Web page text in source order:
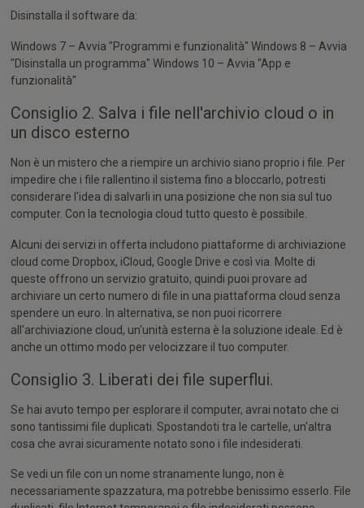
Disinstalla il software da:
Windows 7 – Avvia "Programmi e funzionalità" Windows 8 – Avvia
"Disinstalla un programma" Windows 10 – Avvia "App e
funzionalità"
Consiglio 2. Salva i file nell'archivio cloud o in
un disco esterno
Non è un mistero che a riempire un archivio siano proprio i file. Per
impedire che i file rallentino il sistema fino a bloccarlo, potresti
considerare l'idea di salvarli in una posizione che non sia sul tuo
computer. Con la tecnologia cloud tutto questo è possibile.
Alcuni dei servizi in offerta includono piattaforme di archiviazione
cloud come Dropbox, iCloud, Google Drive e così via. Molte di
queste offrono un servizio gratuito, quindi puoi provare ad
archiviare un certo numero di file in una piattaforma cloud senza
spendere un euro. In alternativa, se non puoi ricorrere
all'archiviazione cloud, un'unità esterna è la soluzione ideale. Ed è
anche un ottimo modo per velocizzare il tuo computer.
Consiglio 3. Liberati dei file superflui.
Se hai avuto tempo per esplorare il computer, avrai notato che ci
sono tantissimi file duplicati. Spostandoti tra le cartelle, un'altra
cosa che avrai sicuramente notato sono i file indesiderati.
Se vedi un file con un nome stranamente lungo, non è
necessariamente spazzatura, ma potrebbe benissimo esserlo. File